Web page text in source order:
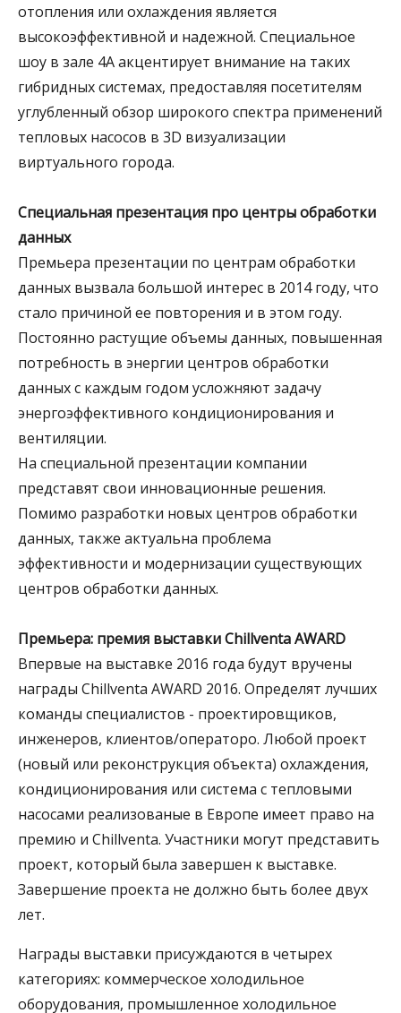
отопления или охлаждения является
высокоэффективной и надежной. Специальное
шоу в зале 4А акцентирует внимание на таких
гибридных системах, предоставляя посетителям
углубленный обзор широкого спектра применений
тепловых насосов в 3D визуализации
виртуального города.
Специальная презентация про центры обработки
данных
Премьера презентации по центрам обработки
данных вызвала большой интерес в 2014 году, что
стало причиной ее повторения и в этом году.
Постоянно растущие объемы данных, повышенная
потребность в энергии центров обработки
данных с каждым годом усложняют задачу
энергоэффективного кондиционирования и
вентиляции.
На специальной презентации компании
представят свои инновационные решения.
Помимо разработки новых центров обработки
данных, также актуальна проблема
эффективности и модернизации существующих
центров обработки данных.
Премьера: премия выставкиChillventaAWARD
Впервые на выставке 2016 года будут вручены
награды Chillventa AWARD 2016. Определят лучших
команды специалистов - проектировщиков,
инженеров, клиентов/операторо. Любой проект
(новый или реконструкция объекта) охлаждения,
кондиционирования или система с тепловыми
насосами реализованые в Европе имеет право на
премию и Chillventa. Участники могут представить
проект, который была завершен к выставке.
Завершение проекта не должно быть более двух
лет.
Награды выставки присуждаются в четырех
категориях: коммерческое холодильное
оборудования, промышленное холодильное